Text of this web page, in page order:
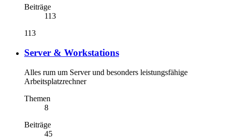
Beiträge
113
113
Server & Workstations
Alles rum um Server und besonders leistungsfähige
Arbeitsplatzrechner
Themen
8
Beiträge
45